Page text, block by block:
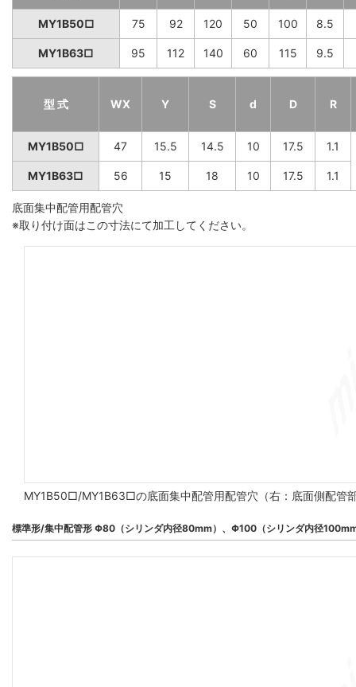
MY1B50□ 75 92 120 50 100 8.5
MY1B63□ 95 112 140 60 115 9.5
型 式 WX Y S d D R
MY1B50□ 47 15.5 14.5 10 17.5 1.1
MY1B63□ 56 15 18 10 17.5 1.1
底面集中配管用配管穴
※取り付け面はこの寸法にて加工してください。
MY1B50□/MY1B63□の底面集中配管用配管穴（右：底面側配管
標準形/集中配管形 Φ80（シリンダ内径80mm）、Φ100（シリンダ内径